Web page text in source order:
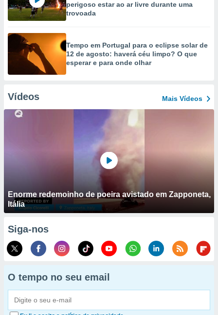
perigoso estar ao ar livre durante uma
trovoada
Tempo em Portugal para o eclipse solar de
12 de agosto: haverá céu limpo? O que
esperar e para onde olhar
Vídeos Mais Vídeos
Enorme redemoinho de poeira avistado em Zapponeta,
Itália
Siga-nos
O tempo no seu email